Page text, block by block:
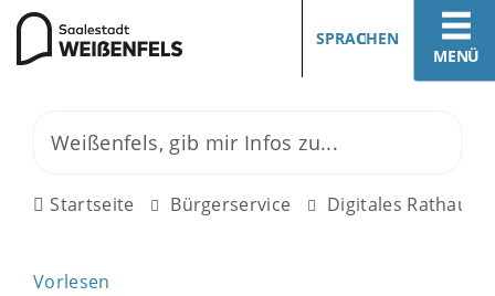
MENÜ
SPRACHEN
Startseite Bürgerservice Digitales Rathaus
Vorlesen